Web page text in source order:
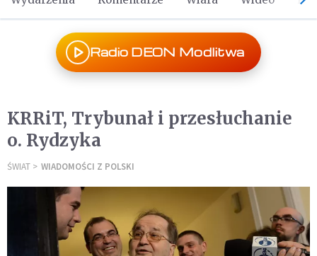
Radio DEON Modlitwa
KRRiT, Trybunał i przesłuchanie
o. Rydzyka
ŚWIAT WIADOMOŚCI Z POLSKI